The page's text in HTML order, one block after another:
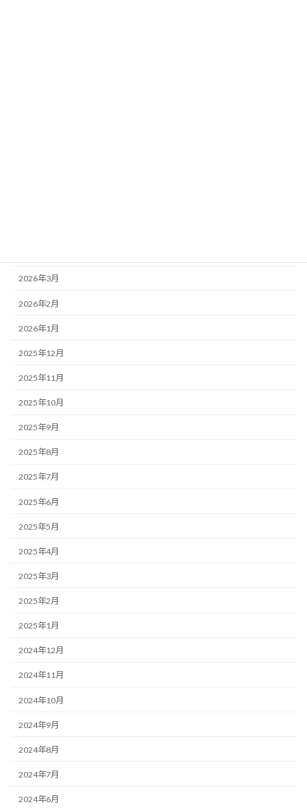
2026年3月
2026年2月
2026年1月
2025年12月
2025年11月
2025年10月
2025年9月
2025年8月
2025年7月
2025年6月
2025年5月
2025年4月
2025年3月
2025年2月
2025年1月
2024年12月
2024年11月
2024年10月
2024年9月
2024年8月
2024年7月
2024年6月